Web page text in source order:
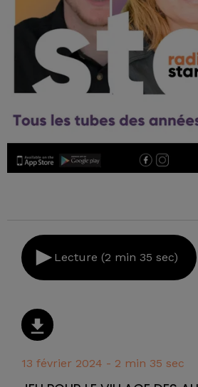
Lecture (2 min 35 sec)
13 février 2024 - 2 min 35 sec